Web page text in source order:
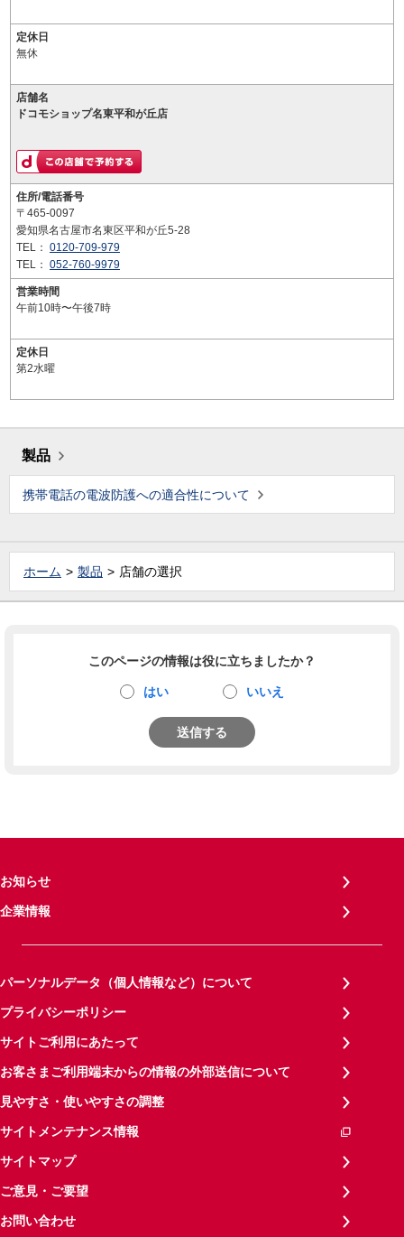
定休日
無休
店舗名
ドコモショップ名東平和が丘店
住所/電話番号
〒465-0097
愛知県名古屋市名東区平和が丘5-28
TEL： 0120-709-979
TEL： 052-760-9979
営業時間
午前10時〜午後7時
定休日
第2水曜
製品
携帯電話の電波防護への適合性について
ホーム 製品 店舗の選択
このページの情報は役に立ちましたか？
はい いいえ
送信する
お知らせ
企業情報
パーソナルデータ（個人情報など）について
プライバシーポリシー
サイトご利用にあたって
お客さまご利用端末からの情報の外部送信について
見やすさ・使いやすさの調整
サイトメンテナンス情報
サイトマップ
ご意見・ご要望
お問い合わせ